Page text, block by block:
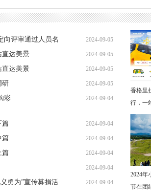
向评审通过人员名
2024-09-05
直达美景 2024-09-05
直达美景 2024-09-05
研 2024-09-05
彩 2024-09-04
篇 2024-09-04
篇 2024-09-04
篇 2024-09-04
2024-09-04
勇为”宣传募捐活
2024-09-04
香格里
行，一
2024年
节在团